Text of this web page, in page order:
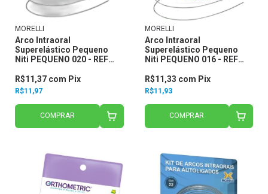
MORELLI
Arco Intraoral
Superelástico Pequeno
Niti PEQUENO 020 - REF
R$11,97
R$11,37 com Pix
COMPRAR
MORELLI
Arco Intraoral
Superelástico Pequeno
Niti PEQUENO 016 - REF
R$11,93
R$11,33 com Pix
COMPRAR